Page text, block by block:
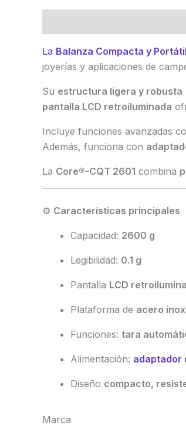
La Balanza Compacta y
joyerías y aplicaciones de
Su estructura ligera y robusta
pantalla LCD retroiluminada
Incluye funciones avanzadas
Además, funciona con
La Core®-CQT 2601 combina
⚙️ Características principales
Capacidad: 2600 g
Legibilidad: 0.1 g
Pantalla LCD
Plataforma de acero
Funciones: tara
Alimentación: adaptador
Diseño compacto,
Marca